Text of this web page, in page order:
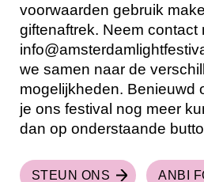
voorwaarden gebruik
giftenaftrek. Neem contact
we samen naar de
mogelijkheden. Benieuwd
je ons festival nog meer
dan op onderstaande
STEUN ONS ANBI